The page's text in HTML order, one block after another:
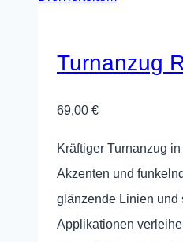
Optionen
können
gewählt
werden
Turnanzug
69,00 €
Kräftiger Turnanzug
Akzenten und
glänzende Linien und
Applikationen